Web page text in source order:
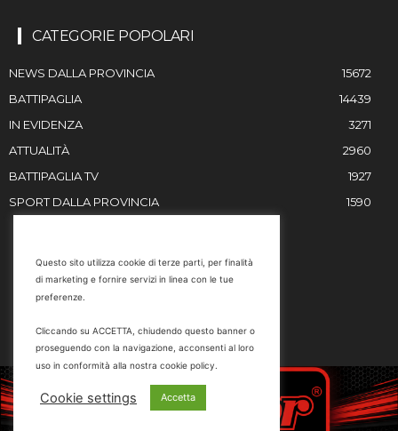
CATEGORIE POPOLARI
NEWS DALLA PROVINCIA
15672
BATTIPAGLIA
14439
IN EVIDENZA
3271
ATTUALITÀ
2960
BATTIPAGLIA TV
1927
SPORT DALLA PROVINCIA
1590
Email
marketing@battipaglia1929.it
carminegaldi@virgilio.it
Questo sito utilizza cookie di terze parti, per finalità
di marketing e fornire servizi in linea con le tue
preferenze.
Cliccando su ACCETTA, chiudendo questo banner o
proseguendo con la navigazione, acconsenti al loro
uso in conformità alla nostra cookie policy.
Cookie settings Accetta